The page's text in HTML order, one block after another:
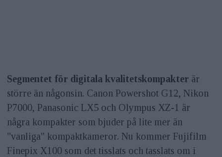
Segmentet för digitala kvalitetskompakter är
större än någonsin. Canon Powershot G12, Nikon
P7000, Panasonic LX5 och Olympus XZ-1 är
några kompakter som bjuder på lite mer än
"vanliga" kompaktkameror. Nu kommer Fujifilm
Finepix X100 som det tisslats och tasslats om i